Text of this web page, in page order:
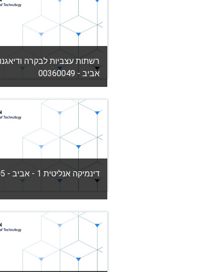
קטגוריה: הפקולטה להנדסת
View Course
מורה: חאלד גומייד
רשתות עצביות לבקרה
אביב - 00360049
קטגוריה: הפקולטה להנדסת
View Course
דינמיקה אנליטית 1 - אביב - 00360005
קטגוריה:הפקולטה להנדסת
מורה: אולג גנדלמן